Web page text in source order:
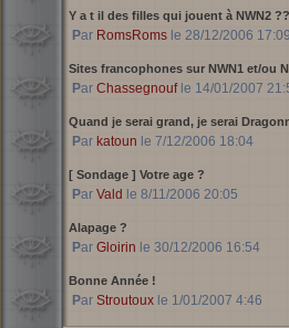
Y a t il des filles qui jouent à NWN2
Par RomsRomsle 28/12/2006
Sites francophones sur NWN1 et/ou
Par Chassegnoufle 14/01/2007
Quand je serai grand, je serai
Par katoun le 7/12/2006 18:04
[ Sondage ] Votre age ?
Par Vald le 8/11/2006 20:05
Alapage ?
Par Gloirin le 30/12/2006 16:54
Bonne Année !
Par Stroutouxle 1/01/2007 4:46